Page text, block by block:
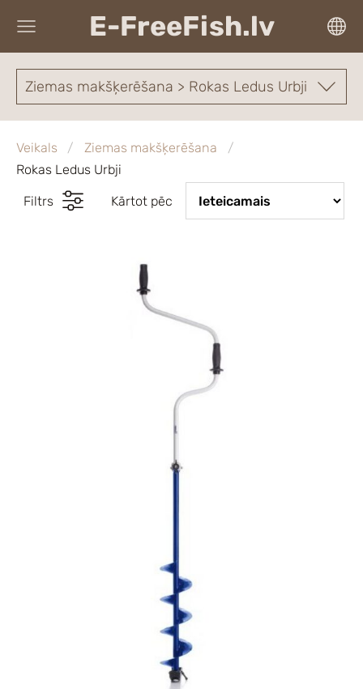
E-FreeFish.lv
Ziemas makšķerēšana > Rokas Ledus Urbji
Veikals
Ziemas makšķerēšana
Rokas Ledus Urbji
Filtrs Kārtot pēc